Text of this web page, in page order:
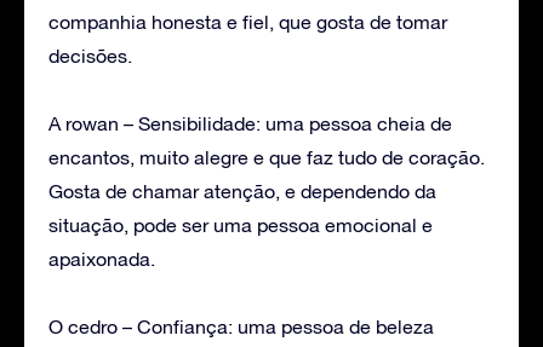
companhia honesta e fiel, que gosta de tomar
decisões.
A rowan – Sensibilidade: uma pessoa cheia de
encantos, muito alegre e que faz tudo de coração.
Gosta de chamar atenção, e dependendo da
situação, pode ser uma pessoa emocional e
apaixonada.
O cedro – Confiança: uma pessoa de beleza